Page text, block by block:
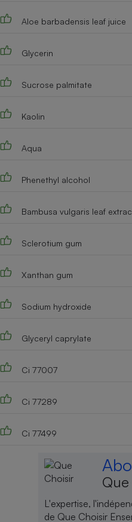
Aloe barbadensis leaf juice
Glycerin
Sucrose palmitate
Kaolin
Aqua
Phenethyl alcohol
Bambusa vulgaris leaf
Sclerotium gum
Xanthan gum
Sodium hydroxide
Glyceryl caprylate
Ci 77007
Ci 77289
Ci 77499
L'expertise,
de Que Choisir